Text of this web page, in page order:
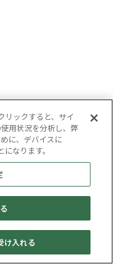
買取情報 宅配買取
リックすると、サイ
用状況を分析し、弊
に、デバイスに
なります。
け入れる